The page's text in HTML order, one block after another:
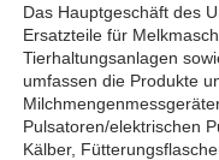
Das Hauptgeschäft des
Ersatzteile für
Tierhaltungsanlagen
umfassen die Produkte
Pulsatoren/elektrischen
Kälber,